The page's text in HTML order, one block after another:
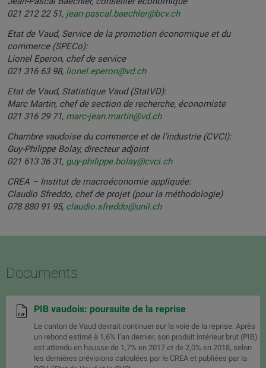
021 212 22 51, jean-pascal.baechler@bcv.ch
Etat de Vaud, Service de la promotion économique et du
commerce (SPECo):
Lionel Eperon, chef de service
021 316 63 98, lionel.eperon@vd.ch
Etat de Vaud, Statistique Vaud (StatVD):
Marc Martin, chef de section de recherche, économiste
021 316 29 71, marc-jean.martin@vd.ch
Chambre vaudoise du commerce et de l’industrie (CVCI):
Guy-Philippe Bolay, directeur adjoint
021 613 36 31, guy-philippe.bolay@cvci.ch
CREA – Institut de macroéconomie appliquée:
Claudio Sfreddo, chef de projet (pour la méthodologie)
078 880 91 95, claudio.sfreddo@unil.ch
Documents
PIB vaudois: poursuite de la reprise
Le canton de Vaud devrait continuer sur la voie de la reprise. Après
un rebond estimé à 1,6% l’an dernier, son produit intérieur brut (PIB)
est attendu en hausse de 1,7% en 2017 et de 2,0% en 2018, selon
les dernières prévisions calculées par le CREA et publiées par la